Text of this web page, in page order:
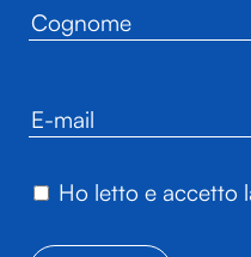
Ho letto e accetto